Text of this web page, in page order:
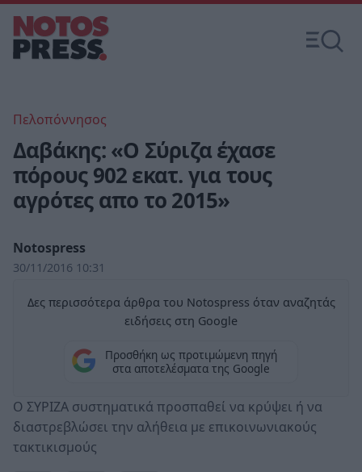
Πελοπόννησος
Δαβάκης: «Ο Σύριζα έχασε
πόρους 902 εκατ. για τους
αγρότες απο το 2015»
Notospress
30/11/2016 10:31
Δες περισσότερα άρθρα του Notospress όταν αναζητάς
ειδήσεις στη Google
Προσθήκη ως προτιμώμενη πηγή
στα αποτελέσματα της Google
Ο ΣΥΡΙΖΑ συστηματικά προσπαθεί να κρύψει ή να
διαστρεβλώσει την αλήθεια με επικοινωνιακούς
τακτικισμούς